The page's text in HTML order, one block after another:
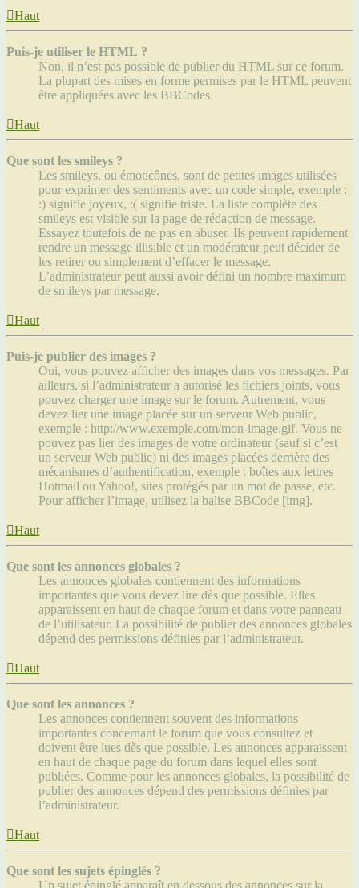
Haut
Puis-je utiliser le HTML ?
Non, il n’est pas possible de publier du HTML sur ce forum.
La plupart des mises en forme permises par le HTML peuvent
être appliquées avec les BBCodes.
Haut
Que sont les smileys ?
Les smileys, ou émoticônes, sont de petites images utilisées
pour exprimer des sentiments avec un code simple, exemple :
:) signifie joyeux, :( signifie triste. La liste complète des
smileys est visible sur la page de rédaction de message.
Essayez toutefois de ne pas en abuser. Ils peuvent rapidement
rendre un message illisible et un modérateur peut décider de
les retirer ou simplement d’effacer le message.
L’administrateur peut aussi avoir défini un nombre maximum
de smileys par message.
Haut
Puis-je publier des images ?
Oui, vous pouvez afficher des images dans vos messages. Par
ailleurs, si l’administrateur a autorisé les fichiers joints, vous
pouvez charger une image sur le forum. Autrement, vous
devez lier une image placée sur un serveur Web public,
exemple : http://www.exemple.com/mon-image.gif. Vous ne
pouvez pas lier des images de votre ordinateur (sauf si c’est
un serveur Web public) ni des images placées derrière des
mécanismes d’authentification, exemple : boîtes aux lettres
Hotmail ou Yahoo!, sites protégés par un mot de passe, etc.
Pour afficher l’image, utilisez la balise BBCode [img].
Haut
Que sont les annonces globales ?
Les annonces globales contiennent des informations
importantes que vous devez lire dès que possible. Elles
apparaissent en haut de chaque forum et dans votre panneau
de l’utilisateur. La possibilité de publier des annonces globales
dépend des permissions définies par l’administrateur.
Haut
Que sont les annonces ?
Les annonces contiennent souvent des informations
importantes concernant le forum que vous consultez et
doivent être lues dès que possible. Les annonces apparaissent
en haut de chaque page du forum dans lequel elles sont
publiées. Comme pour les annonces globales, la possibilité de
publier des annonces dépend des permissions définies par
l’administrateur.
Haut
Que sont les sujets épinglés ?
Un sujet épinglé apparaît en dessous des annonces sur la